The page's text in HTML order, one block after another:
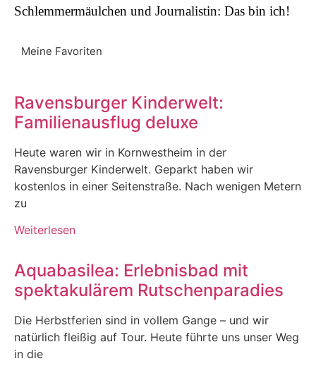
Schlemmermäulchen und Journalistin: Das bin ich!
Meine Favoriten
Ravensburger Kinderwelt:
Familienausflug deluxe
Heute waren wir in Kornwestheim in der
Ravensburger Kinderwelt. Geparkt haben wir
kostenlos in einer Seitenstraße. Nach wenigen Metern
zu
Weiterlesen
Aquabasilea: Erlebnisbad mit
spektakulärem Rutschenparadies
Die Herbstferien sind in vollem Gange – und wir
natürlich fleißig auf Tour. Heute führte uns unser Weg
in die